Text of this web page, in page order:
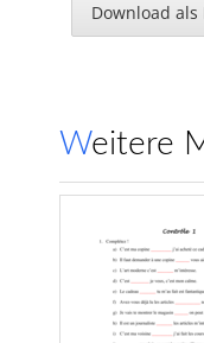
2.     Faux amis, attention!
d) le clavier ~ die
die Weste ~ le
g)
mettre à bout ~
mettre en
Download als
Weitere